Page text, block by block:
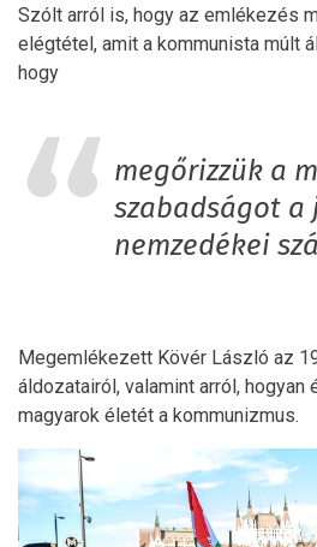
Szólt arról is, hogy az emlékezés
elégtétel, amit a kommunista múlt
hogy
megőrizzük a
szabadságot a
nemzedékei
Megemlékezett Kövér László az
áldozatairól, valamint arról, hogyan
magyarok életét a kommunizmus.